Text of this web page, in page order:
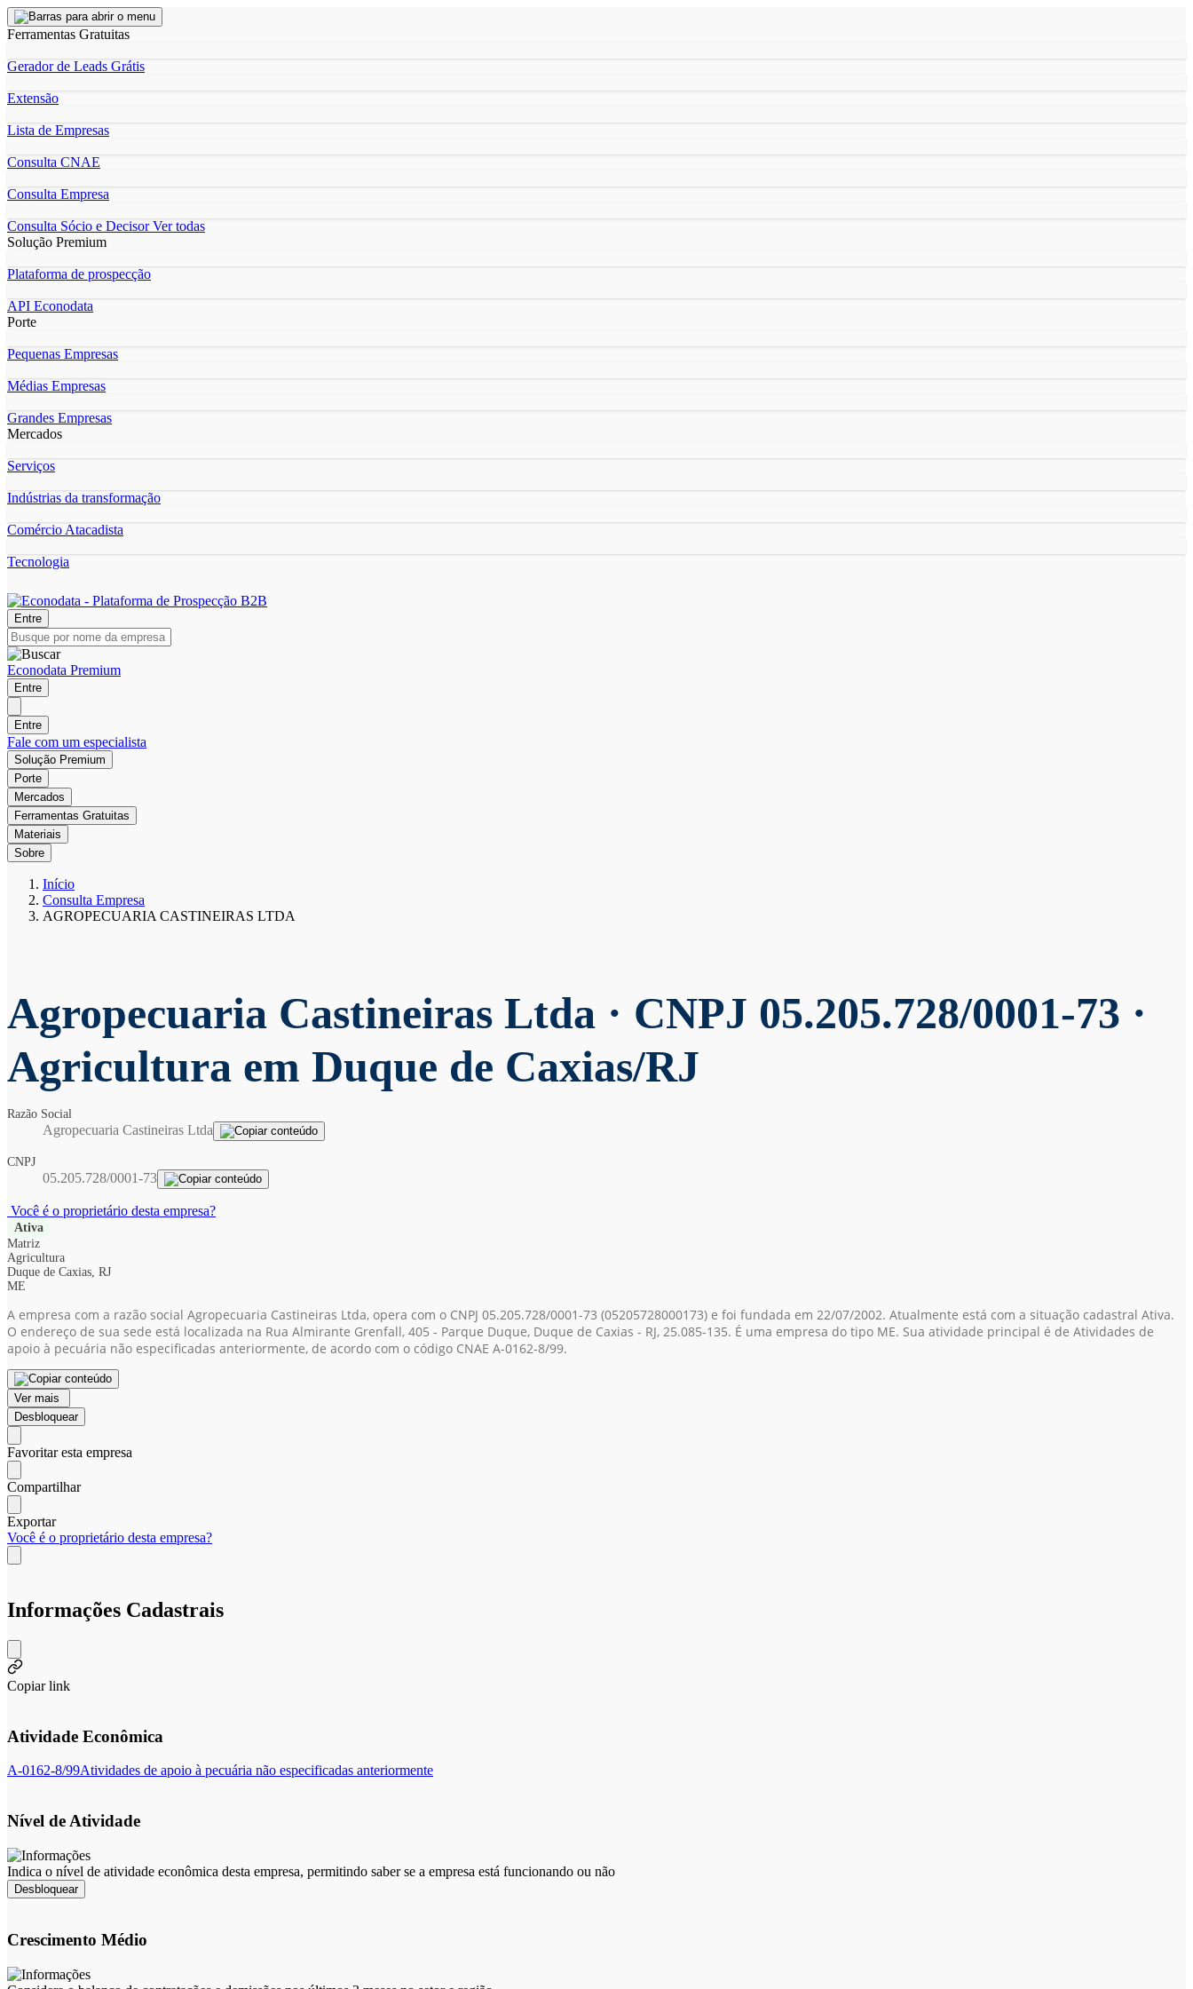
Ferramentas Gratuitas
Gerador de Leads Grátis
Extensão
Lista de Empresas
Consulta CNAE
Consulta Empresa
Consulta Sócio e DecisorVer todas
Solução Premium
Plataforma de prospecção
API Econodata
Porte
Pequenas Empresas
Médias Empresas
Grandes Empresas
Mercados
Serviços
Indústrias da transformação
Comércio Atacadista
Tecnologia
Entre
Econodata Premium
Entre
Entre
Fale com um especialista
Solução Premium
Porte
Mercados
Ferramentas Gratuitas
Materiais
Sobre
Início
Consulta Empresa
AGROPECUARIA CASTINEIRAS LTDA
Agropecuaria Castineiras Ltda · CNPJ 05.205.728/0001-73 ·
Agricultura em Duque de Caxias/RJ
Razão Social
Agropecuaria Castineiras Ltda
CNPJ
05.205.728/0001-73
Você é o proprietário desta empresa?
Ativa
Matriz
Agricultura
Duque de Caxias, RJ
ME
A empresa com a razão social Agropecuaria Castineiras Ltda, opera com o CNPJ 05.205.728/0001-73 (05205728000173) e foi fundada em 22/07/2002. Atualmente está com a situação cadastral Ativa.
O endereço de sua sede está localizada na Rua Almirante Grenfall, 405 - Parque Duque, Duque de Caxias - RJ, 25.085-135. É uma empresa do tipo ME. Sua atividade principal é de Atividades de
apoio à pecuária não especificadas anteriormente, de acordo com o código CNAE A-0162-8/99.
Ver mais
Desbloquear
Favoritar esta empresa
Compartilhar
Exportar
Você é o proprietário desta empresa?
Informações Cadastrais
Copiar link
Atividade Econômica
A-0162-8/99Atividades de apoio à pecuária não especificadas anteriormente
Nível de Atividade
Indica o nível de atividade econômica desta empresa, permitindo saber se a empresa está funcionando ou não
Desbloquear
Crescimento Médio